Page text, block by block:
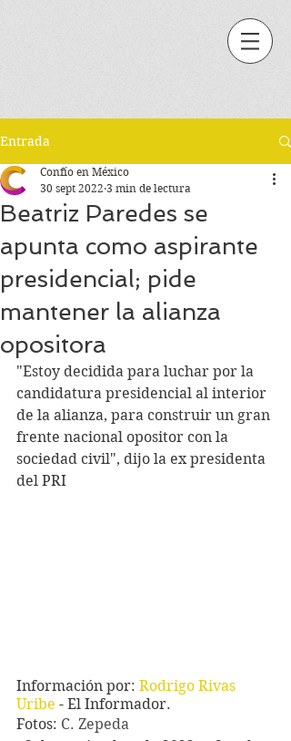
Entrada
Beatriz Paredes se
apunta como aspirante
presidencial; pide
mantener la alianza
opositora
Confío en México
30 sept 2022 3 min de lectura
"Estoy decidida para luchar por la
candidatura presidencial al interior
de la alianza, para construir un gran
frente nacional opositor con la
sociedad civil", dijo la ex presidenta
del PRI
Información por: Rodrigo Rivas
Uribe - El Informador.
Fotos: C. Zepeda